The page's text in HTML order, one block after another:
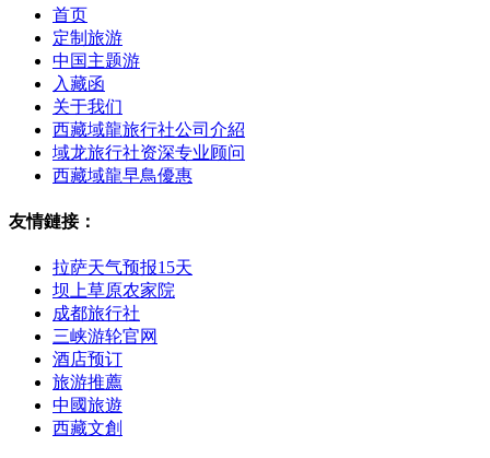
首页
定制旅游
中国主题游
入藏函
关于我们
西藏域龍旅行社公司介紹
域龙旅行社资深专业顾问
西藏域龍早鳥優惠
友情鏈接：
拉萨天气预报15天
坝上草原农家院
成都旅行社
三峡游轮官网
酒店预订
旅游推薦
中國旅遊
西藏文創